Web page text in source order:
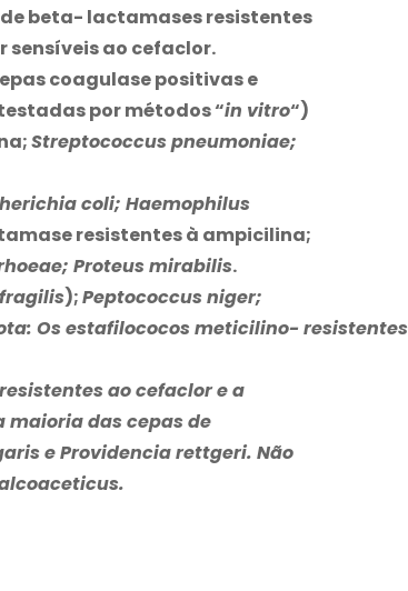
beta- lactamases resistentes
sensíveis ao cefaclor.
coagulase positivas e
por métodos “in vitro“)
Streptococcus pneumoniae;
coli; Haemophilus
resistentes à ampicilina;
Proteus mirabilis.
);Peptococcus niger;
Os estafilococos meticilino- resistentes
ao cefaclor e a
maioria das cepas de
e Providencia rettgeri. Não
.